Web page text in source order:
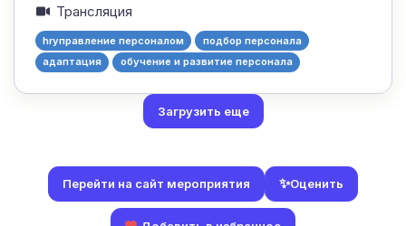
Трансляция
hrуправление персоналом
подбор персонала
адаптация
обучение и развитие персонала
Загрузить еще
Перейти на сайт мероприятия ✨Оценить